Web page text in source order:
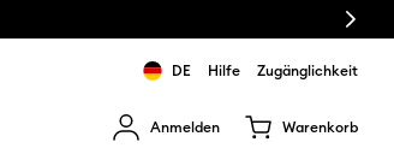
Next
DE Hilfe Zugänglichkeit
Anmelden Warenkorb